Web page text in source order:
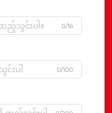
0/16
0/100